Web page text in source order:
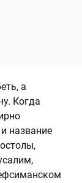
а
Когда
название